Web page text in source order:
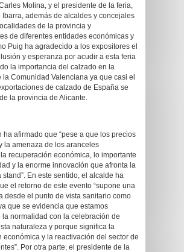
Molina, y el presidente de la feria,
Ibarra, además de alcaldes y concejales
de la provincia y
de diferentes entidades económicas y
Puig ha agradecido a los expositores el
y esperanza por acudir a esta feria
la importancia del calzado en la
la Comunidad Valenciana ya que casi el
de calzado de España se
la provincia de Alicante.
ha afirmado que “pese a que los precios
la amenaza de los aranceles
recuperación económica, lo importante
y la enorme innovación que afronta la
stand”. En este sentido, el alcalde ha
el retorno de este evento “supone una
desde el punto de vista sanitario como
que se evidencia que estamos
la normalidad con la celebración de
naturaleza y porque significa la
económica y la reactivación del sector de
Por otra parte, el presidente de la